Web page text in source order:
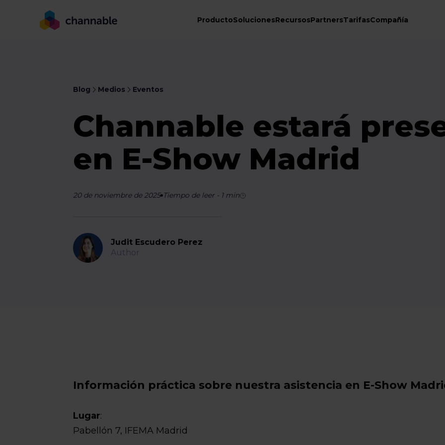
ProductoSolucionesRecursosPartnersTarifasCompañía
Blog Medios Eventos
Channable estará
en E-Show Madrid
20 de noviembre de 2025 Tiempo de leer- 1min
Judit Escudero Perez
Author
Información práctica sobre nuestra asistencia en E-Show
Lugar:
Pabellón 7, IFEMA Madrid